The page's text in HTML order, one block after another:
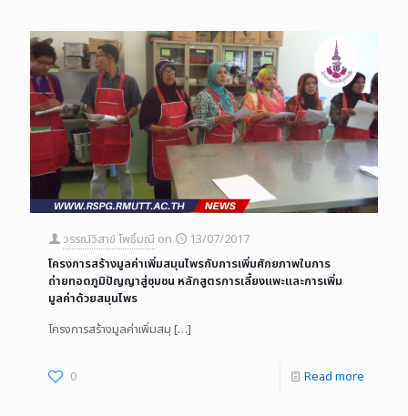
วรรณ์วิสาข์ โพธิ์มณี on
13/07/2017
โครงการสร้างมูลค่าเพิ่มสมุนไพรกับการเพิ่มศักยภาพในการ
ถ่ายทอดภูมิปัญญาสู่ชุมชน หลักสูตรการเลี้ยงแพะและการเพิ่ม
มูลค่าด้วยสมุนไพร
โครงการสร้างมูลค่าเพิ่มสมุ […]
0 Read more